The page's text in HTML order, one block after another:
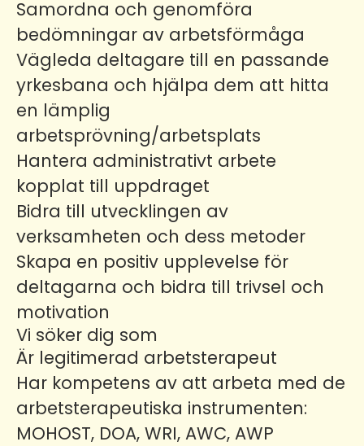
Samordna och genomföra
bedömningar av arbetsförmåga
Vägleda deltagare till en passande
yrkesbana och hjälpa dem att hitta
en lämplig
arbetsprövning/arbetsplats
Hantera administrativt arbete
kopplat till uppdraget
Bidra till utvecklingen av
verksamheten och dess metoder
Skapa en positiv upplevelse för
deltagarna och bidra till trivsel och
motivation
Vi söker dig som
Är legitimerad arbetsterapeut
Har kompetens av att arbeta med de
arbetsterapeutiska instrumenten:
MOHOST, DOA, WRI, AWC, AWP